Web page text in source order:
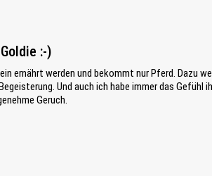
:-)
ernährt werden und bekommt nur Pferd. Dazu
Und auch ich habe immer das Gefühl
Geruch.